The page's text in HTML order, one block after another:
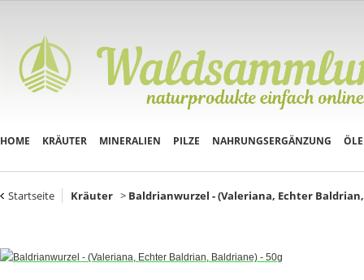
HOME KRÄUTER MINERALIEN PILZE NAHRUNGSERGÄNZUNG ÖLE
Startseite Kräuter > Baldrianwurzel - (Valeriana, Echter